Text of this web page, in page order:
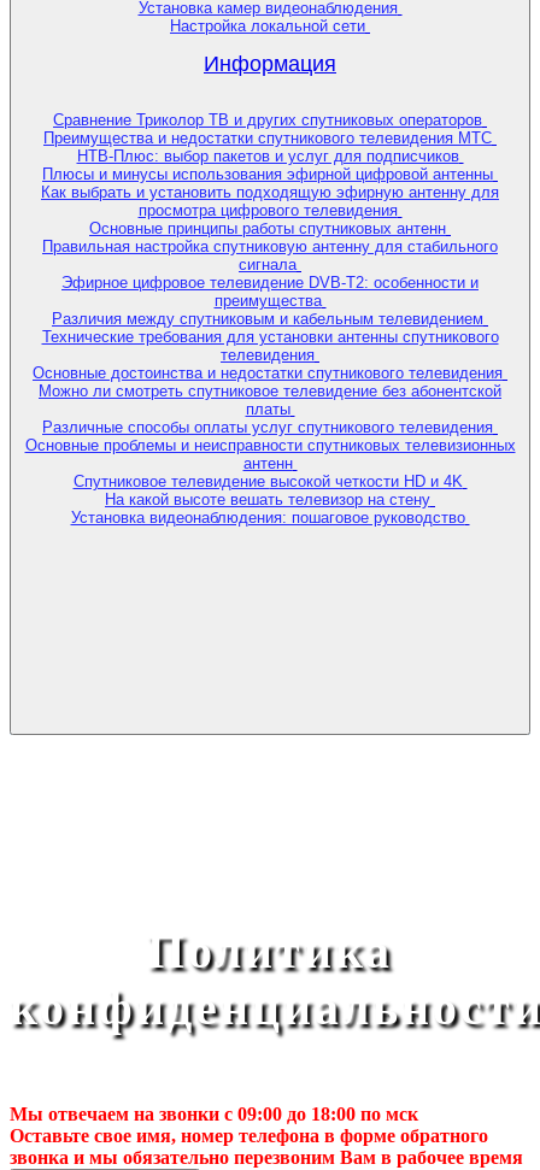
Установка камер видеонаблюдения
Настройка локальной сети
Информация
Сравнение Триколор ТВ и других спутниковых операторов
Преимущества и недостатки спутникового телевидения МТС
НТВ-Плюс: выбор пакетов и услуг для подписчиков
Плюсы и минусы использования эфирной цифровой антенны
Как выбрать и установить подходящую эфирную антенну для
просмотра цифрового телевидения
Основные принципы работы спутниковых антенн
Правильная настройка спутниковую антенну для стабильного
сигнала
Эфирное цифровое телевидение DVB-T2: особенности и
преимущества
Различия между спутниковым и кабельным телевидением
Технические требования для установки антенны спутникового
телевидения
Основные достоинства и недостатки спутникового телевидения
Можно ли смотреть спутниковое телевидение без абонентской
платы
Различные способы оплаты услуг спутникового телевидения
Основные проблемы и неисправности спутниковых телевизионных
антенн
Спутниковое телевидение высокой четкости HD и 4K
На какой высоте вешать телевизор на стену
Установка видеонаблюдения: пошаговое руководство
Политика
Мы отвечаем на звонки с 09:00 до 18:00 по мск
Оставьте свое имя, номер телефона в форме обратного
звонка и мы обязательно перезвоним Вам в рабочее время